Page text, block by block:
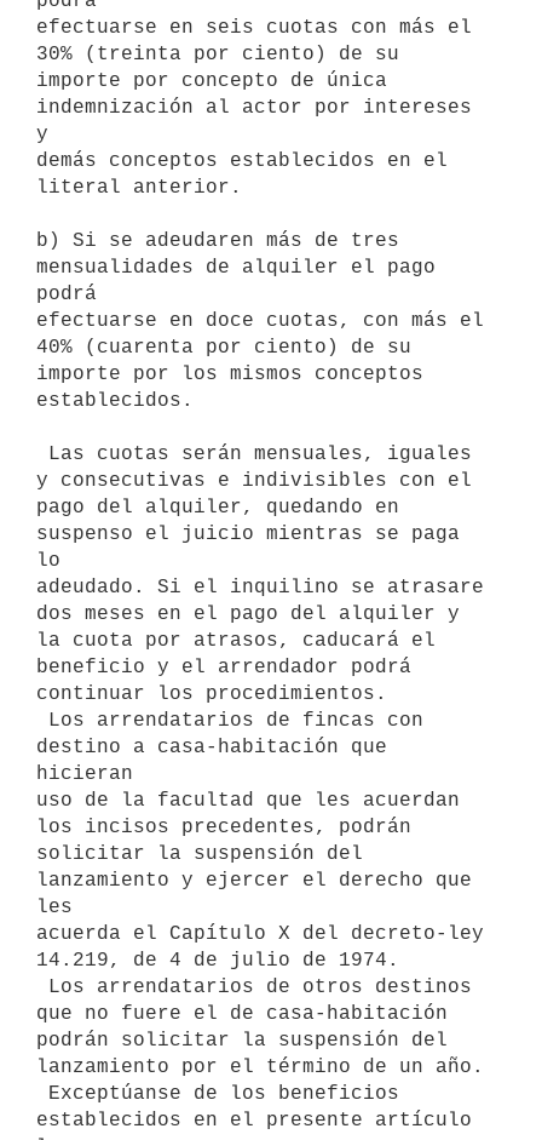
efectuarse en seis cuotas con más el
30% (treinta por ciento) de su
importe por concepto de única
indemnización al actor por intereses
y
demás conceptos establecidos en el
literal anterior.
b) Si se adeudaren más de tres
mensualidades de alquiler el pago
podrá
efectuarse en doce cuotas, con más el
40% (cuarenta por ciento) de su
importe por los mismos conceptos
establecidos.
y consecutivas e indivisibles con el
pago del alquiler, quedando en
suspenso el juicio mientras se paga
lo
adeudado. Si el inquilino se atrasare
dos meses en el pago del alquiler y
la cuota por atrasos, caducará el
beneficio y el arrendador podrá
continuar los procedimientos.
destino a casa-habitación que
hicieran
uso de la facultad que les acuerdan
los incisos precedentes, podrán
solicitar la suspensión del
lanzamiento y ejercer el derecho que
les
acuerda el Capítulo X del decreto-ley
14.219, de 4 de julio de 1974.
que no fuere el de casa-habitación
podrán solicitar la suspensión del
lanzamiento por el término de un año.
establecidos en el presente artículo